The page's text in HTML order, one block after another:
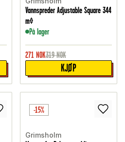
Vannspreder Adjustable Square 344
m²
På lager
271 NOK319 NOK
KJØP
-15%
Grimsholm